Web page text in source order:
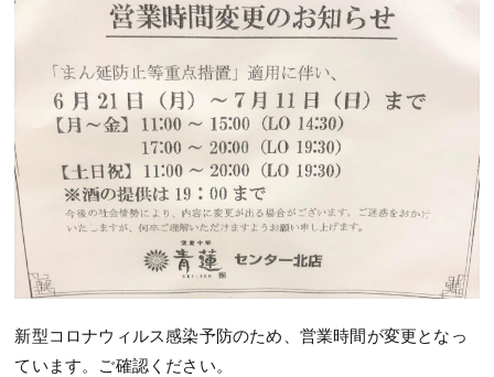
新型コロナウィルス感染予防のため、営業時間が変更となっ
ています。ご確認ください。